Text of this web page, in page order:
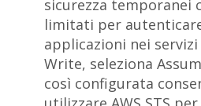
sicurezza temporanei
limitati per
applicazioni nei servizi
Write, seleziona
così configurata